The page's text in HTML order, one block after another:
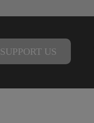
SUPPORT US